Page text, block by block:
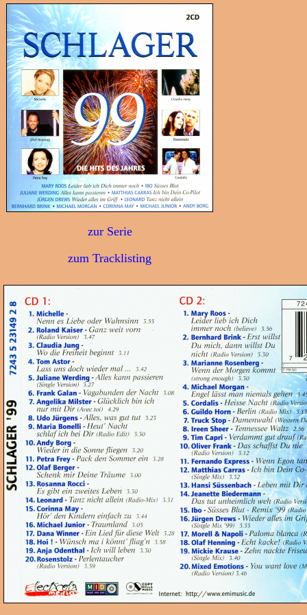
zur Serie
zum Tracklisting